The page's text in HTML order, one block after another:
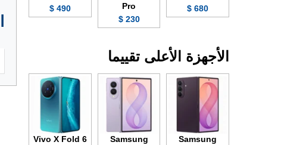
680 $
Pro
230 $
490 $
الأجهزة الأعلى تقييما
Samsung
Samsung
Vivo X Fold 6